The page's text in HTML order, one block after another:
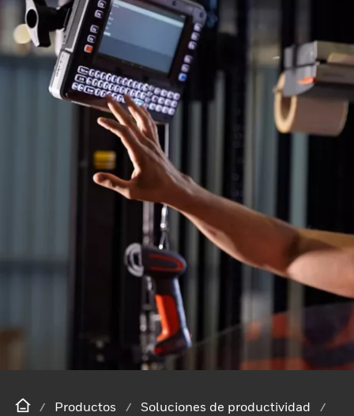
Productos
Soluciones de productividad